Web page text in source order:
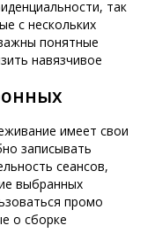
так
с нескольких
понятные
навязчивое
имеет свои
записывать
сеансов,
выбранных
промо
о сборке